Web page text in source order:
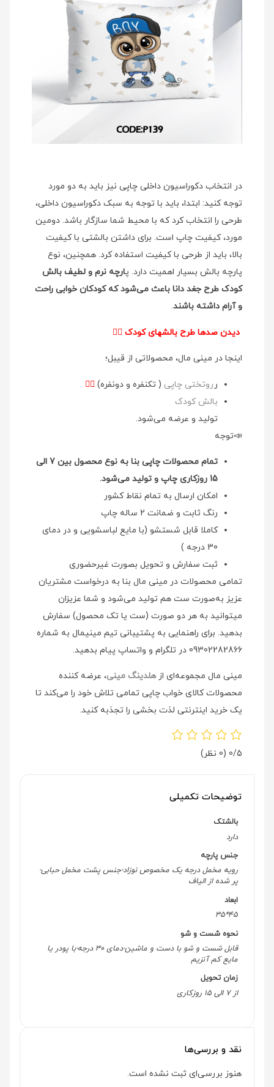
در انتخاب دکوراسیون داخلی چاپی نیز باید به دو مورد
توجه کنید: ابتدا، باید با توجه به سبک دکوراسیون داخلی،
طرحی را انتخاب کرد که با محیط شما سازگار باشد. دومین
مورد، کیفیت چاپ است. برای داشتن بالشتی با کیفیت
بالا، باید از طرحی با کیفیت استفاده کرد. همچنین، نوع
پارچه بالش بسیار اهمیت دارد. پارچه نرم و لطیف بالش
کودک طرح جغد دانا باعث می‌شود که کودکان خوابی راحت
و آرام داشته باشند.
دیدن صدها طرح بالشهای کودک 👉🏻
اینجا در مینی مال، محصولاتی از قیبل؛
ر روتختی چاپی ( تکنفره و دونفره) 👉🏻
بالش کودک
تولید و عرضه می‌شود.
📣توجه
تمام محصولات چاپی بنا به نوع محصول بین 7 الی
15 روزکاری چاپ و تولید می‌شود.
امکان ارسال به تمام نقاط کشور
رنگ ثابت و ضمانت 2 ساله چاپ
کاملا قابل شستشو (با مایع لباسشویی و در دمای
30 درجه )
ثبت سفارش و تحویل بصورت غیرحضوری
تمامی محصولات در مینی مال بنا به درخواست مشتریان
عزیز به‌صورت ست هم تولید می‌شود و شما عزیزان
میتوانید به هر دو صورت (ست یا تک محصول) سفارش
بدهید. برای راهنمایی به پشتیبانی تیم مینیمال به شماره
09302282866 در تلگرام و واتساپ پیام بدهید.
مینی مال مجموعه‌ای ازهلدینگ مینی، عرضه کننده
محصولات کالای خواب چاپی تمامی تلاش خود را می‌کند تا
یک خرید اینترنتی لذت بخشی را تجذبه کنید.
0/5 (0 نظر)
توضیحات تکمیلی
بالشتک
دارد
جنس پارچه
رویه مخمل درجه یک مخصوص نوزاد-جنس پشت مخمل حبابی-
پر شده از الیاف
ابعاد
45*35
نحوه شست و شو
قابل شست و شو با دست و ماشین-دمای 30 درجه-با پودر یا
مایع کم آنزیم
زمان تحویل
از 7 الی 15 روزکاری
نقد و بررسی‌ها
هنوز بررسی‌ای ثبت نشده است.